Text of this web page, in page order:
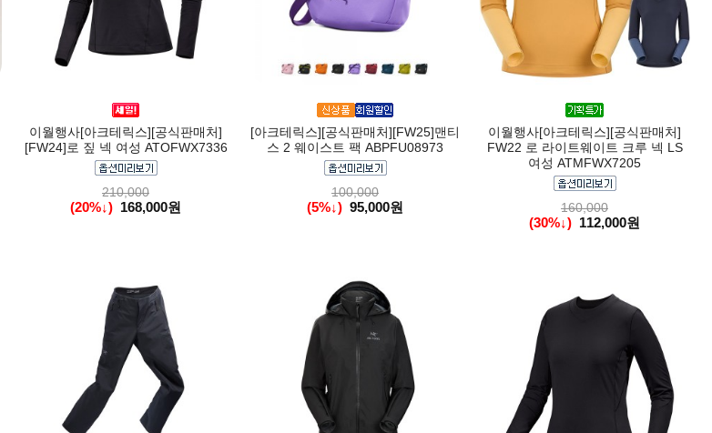
이월행사[아크테릭스][공식판매처]
[FW24]로 짚 넥 여성 ATOFWX7336
210,000
(20%↓) 168,000원
[아크테릭스][공식판매처][FW25]맨티
스 2 웨이스트 팩 ABPFU08973
100,000
(5%↓) 95,000원
이월행사[아크테릭스][공식판매처]
FW22 로 라이트웨이트 크루 넥 LS
여성 ATMFWX7205
160,000
(30%↓) 112,000원